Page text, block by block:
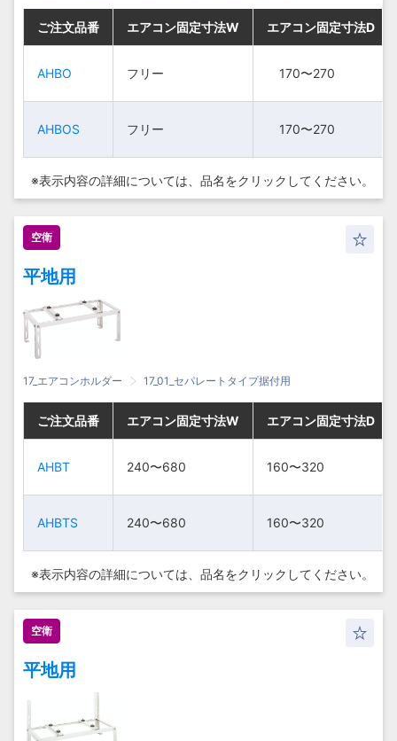
ご注文品番 エアコン固定寸法W エアコン固定寸法D
AHBO フリー 170〜270
AHBOS フリー 170〜270
ご注文品番 エアコン固定寸法W エアコン固定寸法D
AHBO フリー 170〜270
AHBOS フリー 170〜270
ご注文品番 エアコン固定寸法W エアコン固定寸法D
AHBO フリー 170〜270
AHBOS フリー 170〜270
ご注文品番 エアコン固定寸法W エアコン固定寸法D
AHBO フリー 170〜270
AHBOS フリー 170〜270
※表示内容の詳細については、 品名をクリックしてください。
空衛
平地用
17_エアコンホルダー 17_01_セパレートタイプ据付用
ご注文品番 エアコン固定寸法W エアコン固定寸法D
AHBT 240〜680 160〜320
AHBTS 240〜680 160〜320
ご注文品番 エアコン固定寸法W エアコン固定寸法D
AHBT 240〜680 160〜320
AHBTS 240〜680 160〜320
ご注文品番 エアコン固定寸法W エアコン固定寸法D
AHBT 240〜680 160〜320
AHBTS 240〜680 160〜320
ご注文品番 エアコン固定寸法W エアコン固定寸法D
AHBT 240〜680 160〜320
AHBTS 240〜680 160〜320
※表示内容の詳細については、 品名をクリックしてください。
空衛
平地用